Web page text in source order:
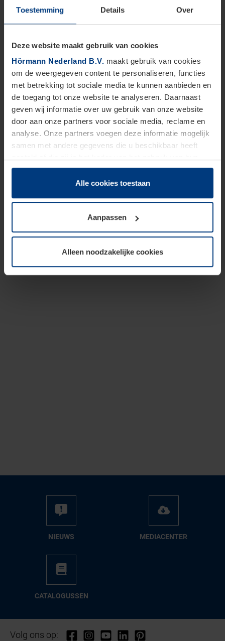
Toestemming Details Over
Deze website maakt gebruik van cookies
Hörmann Nederland B.V. maakt gebruik van cookies
om de weergegeven content te personaliseren, functies
met betrekking tot sociale media te kunnen aanbieden en
de toegang tot onze website te analyseren. Daarnaast
geven wij informatie over uw gebruik van onze website
door aan onze partners voor sociale media, reclame en
analyse. Onze partners voegen deze informatie mogelijk
samen met andere gegevens die u beschikbaar heeft
dienstverlening hebben verzameld.
Juridisch zijn wij gerechtigd om cookies op uw computer
onze pagina's absoluut noodzakelijk is. Voor alle andere
soorten cookies is uw toestemming vereist. Uw
toestemming kunt u op elk moment bij de uitleg van de
wijzigen of herroepen.
Alle cookies toestaan
Aanpassen
Alleen noodzakelijke cookies
NIEUWS ME­DIA­CEN­TER
CA­TA­LO­GUS­SEN
Volg ons op: